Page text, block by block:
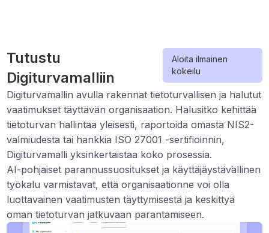
Tutustu
Digiturvamalliin
Aloita ilmainen
kokeilu
Digiturvamallin avulla rakennat tietoturvallisen ja halutut
vaatimukset täyttävän organisaation. Halusitko kehittää
tietoturvan hallintaa yleisesti, raportoida omasta NIS2-
valmiudesta tai hankkia ISO 27001 -sertifioinnin,
Digiturvamalli yksinkertaistaa koko prosessia.
AI-pohjaiset parannussuositukset ja käyttäjäystävällinen
työkalu varmistavat, että organisaationne voi olla
luottavainen vaatimusten täyttymisestä ja keskittyä
oman tietoturvan jatkuvaan parantamiseen.